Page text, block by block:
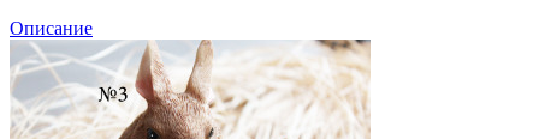
Описание